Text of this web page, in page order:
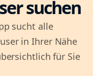
suchen
sucht alle
in Ihrer Nähe
für Sie